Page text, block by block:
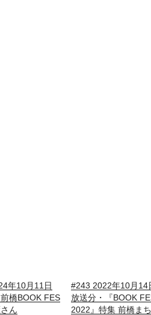
年10月11日
橋BOOK FES
ん
#243 2022年10月14
放送分・『BOOK
2022』特集 前橋ま